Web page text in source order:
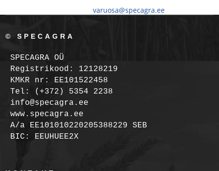
varuosa@specagra.ee
© SPECAGRA
SPECAGRA OÜ
Registrikood: 12128219
KMKR nr: EE101522458
Tel: (+372) 5354 2238
info@specagra.ee
www.specagra.ee
A/a EE101010220205388229 SEB
BIC: EEUHUEE2X